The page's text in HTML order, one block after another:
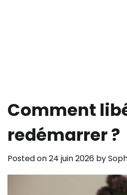
Comment
redémarrer ?
Posted on24 juin 2026 by